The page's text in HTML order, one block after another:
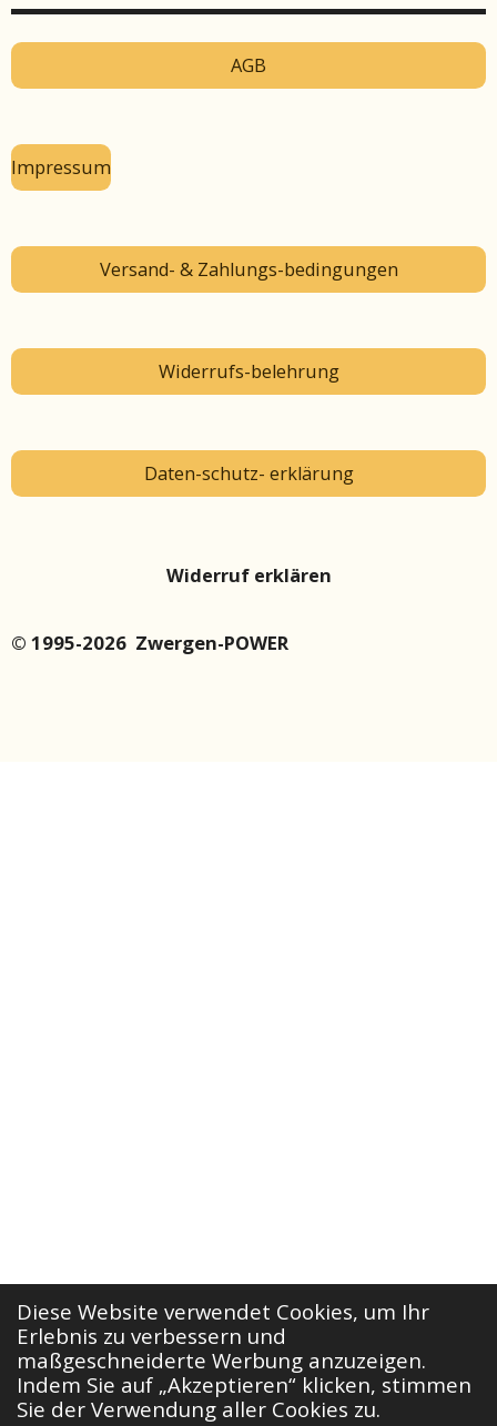
Diese Website verwendet Cookies, um Ihr
Erlebnis zu verbessern und
maßgeschneiderte Werbung anzuzeigen.
Indem Sie auf „Akzeptieren“ klicken, stimmen
Sie der Verwendung aller Cookies zu.
AGB
Impressum
Versand- & Zahlungs-bedingungen
Widerrufs-belehrung
Daten-schutz- erklärung
Widerruf erklären
© 1995-2026 Zwergen-POWER